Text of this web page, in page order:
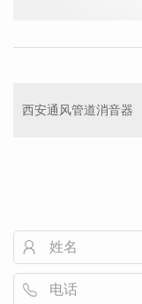
西安通风管道消音器